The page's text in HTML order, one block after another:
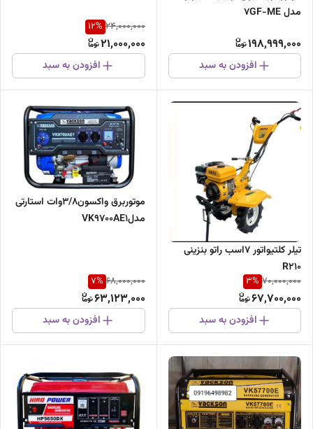
مدل 7GF-ME
198,999,000
افزودن به سبد
24,000,000
12%
21,000,000
افزودن به سبد
تیلر کلتیواتور 7اسب راتو بنزینی
R210
70,000,000
3%
67,700,000
افزودن به سبد
موتوربرق واکسون3/8وات استارتی
مدلVK9700AE1
68,000,000
7%
63,123,000
افزودن به سبد